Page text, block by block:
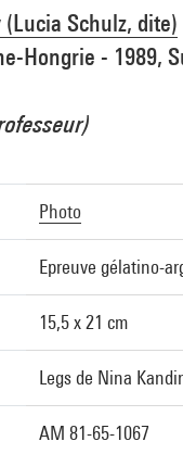
Schulz, dite)
Hongrie - 1989,
Photo
Epreuve gélatino-
15,5 x 21 cm
Legs de Nina
AM 81-65-1067
MNAM-CCI/Georges
[2002 CX 0083]